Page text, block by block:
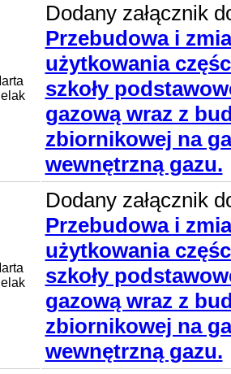
Dodany załącznik
Przebudowa i
użytkowania
szkoły
gazową wraz z
zbiornikowej na
wewnętrzną gazu.
Dodany załącznik
Przebudowa i
użytkowania
szkoły
gazową wraz z
zbiornikowej na
wewnętrzną gazu.